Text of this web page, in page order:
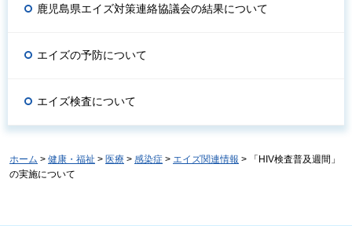
鹿児島県エイズ対策連絡協議会の結果について
エイズの予防について
エイズ検査について
ホーム > 健康・福祉 > 医療 > 感染症 > エイズ関連情報 > 「HIV検査普及週間」
の実施について